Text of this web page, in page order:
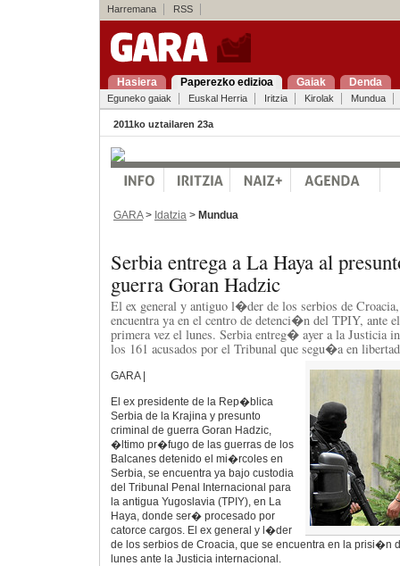
Harremana RSS
Hasiera Paperezko edizioa Gaiak Denda
Eguneko gaiak Euskal Herria Iritzia Kirolak Mundua
2011ko uztailaren 23a
GARA> Idatzia > Mundua
Serbia entrega a La Haya al
guerra Goran Hadzic
El ex general y antiguo l�der de los serbios de
encuentra ya en el centro de detenci�n del TPIY, ante
primera vez el lunes. Serbia entreg� ayer a la Justicia
los 161 acusados por el Tribunal que segu�a en
GARA |
El ex presidente de la Rep�blica
Serbia de la Krajina y presunto
criminal de guerra Goran Hadzic,
�ltimo pr�fugo de las guerras de los
Balcanes detenido el mi�rcoles en
Serbia, se encuentra ya bajo custodia
del Tribunal Penal Internacional para
la antigua Yugoslavia (TPIY), en La
Haya, donde ser� procesado por
catorce cargos. El ex general y l�der
de los serbios de Croacia, que se encuentra en la prisi�n
lunes ante la Justicia internacional.